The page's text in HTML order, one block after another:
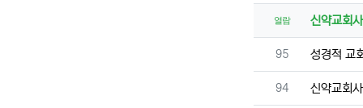
열람 신약교회
번호
95 성경적 교
번호
94 신약교회